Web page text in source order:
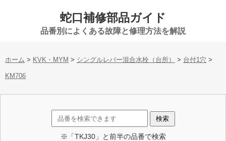
蛇口補修部品ガイド
品番別によくある故障と修理方法を解説
ホーム > KVK・MYM > シングルレバー混合水栓（台所） > 台付1穴 >
KM706
※「TKJ30」と前半の品番で検索